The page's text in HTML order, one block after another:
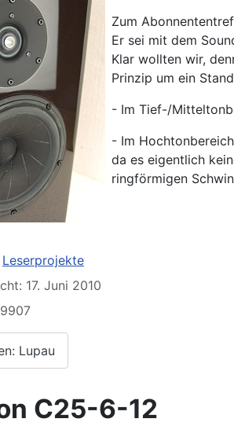
Zum
Er sei mit dem
Klar wollten wir,
Prinzip um ein
- Im Tief-/
- Im
da es eigentlich
ringförmigen
Leserprojekte
17. Juni 2010
Lupau
C25-6-12